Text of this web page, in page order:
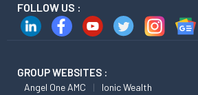
FOLLOW US :
GROUP WEBSITES :
Angel One AMC Ionic Wealth